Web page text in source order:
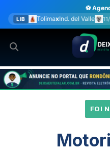
para
o
conteúdo
⚽
del Valle
11/08 20:30 LIB
FOI